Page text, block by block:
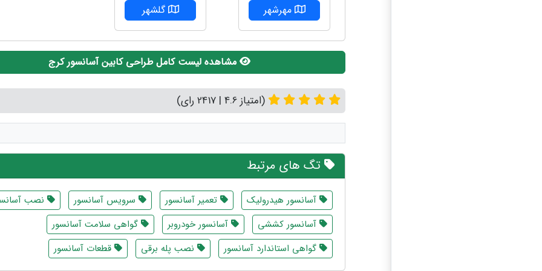
مهرشهر گلشهر
مشاهده لیست کامل طراحی کابین آسانسور کرج
(امتیاز 4.6 | 2417 رای)
تگ های مرتبط
آسانسور هیدرولیک تعمیر آسانسور سرویس آسانسور
نصب
آسانسور کششی
آسانسور خودروبر
گواهی سلامت آسانسور
گواهی استاندارد آسانسور
نصب پله برقی قطعات آسانسور